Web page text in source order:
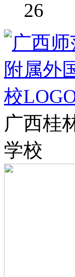
26
广西桂
学校